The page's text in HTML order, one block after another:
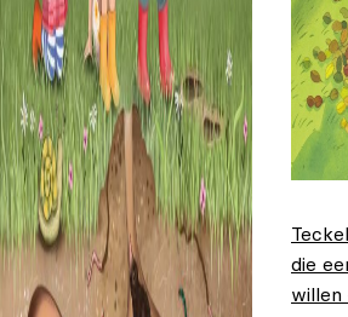
die
willen